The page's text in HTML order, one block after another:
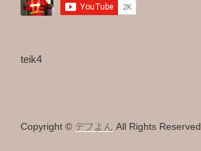
teik4
Copyright © デフよん All Rights Reserved.